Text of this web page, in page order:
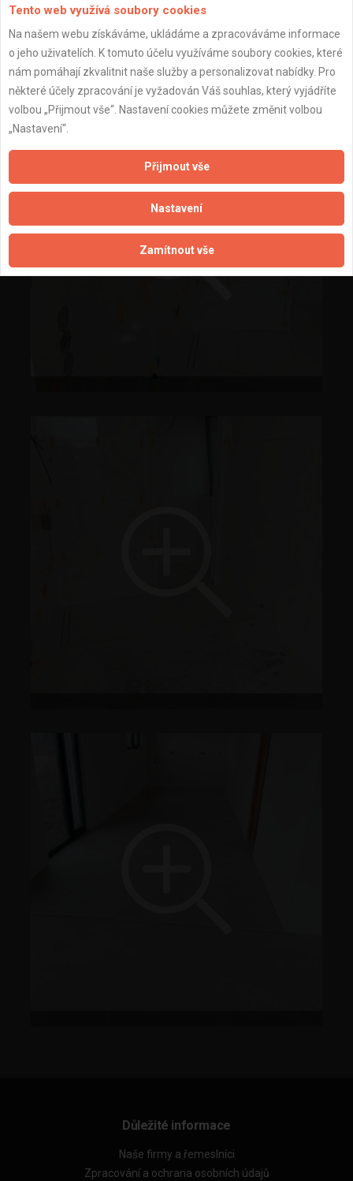
Důležité informace
Naše firmy a řemeslníci
Zpracování a ochrana osobních údajů
Tento web využívá soubory cookies
Na našem webu získáváme, ukládáme a zpracováváme informace
o jeho uživatelích. K tomuto účelu využíváme soubory cookies, které
nám pomáhají zkvalitnit naše služby a personalizovat nabídky. Pro
některé účely zpracování je vyžadován Váš souhlas, který vyjádříte
volbou „Přijmout vše“. Nastavení cookies můžete změnit volbou
„Nastavení“.
Přijmout vše
Nastavení
Zamítnout vše